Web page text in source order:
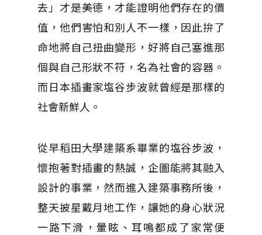
去」才是美德，才能證明他們存在的價
值，他們害怕和別人不一樣，因此拚了
命地將自己扭曲變形，好將自己塞進那
個與自己形狀不符，名為社會的容器。
而日本插畫家塩谷步波就曾經是那樣的
社會新鮮人。
從早稻田大學建築系畢業的塩谷步波，
懷抱著對插畫的熱誠，企圖能將其融入
設計的事業，然而進入建築事務所後，
整天披星戴月地工作，讓她的身心狀況
一路下滑，暈眩、耳鳴都成了家常便